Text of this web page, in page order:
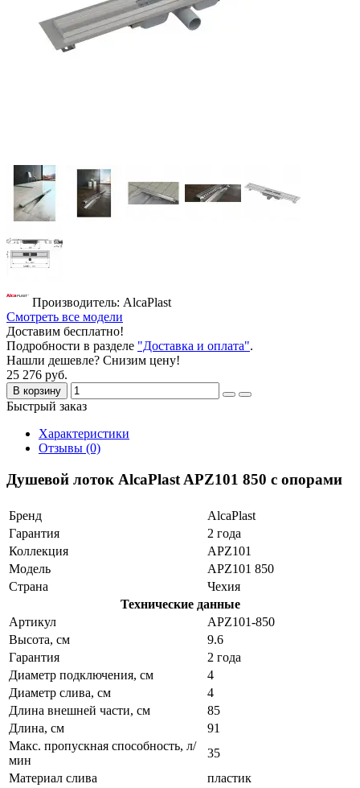
Производитель: AlcaPlast
Смотреть все модели
Доставим бесплатно!
Подробности в разделе "Доставка и оплата".
Нашли дешевле? Снизим цену!
25 276 руб.
В корзину
Быстрый заказ
Характеристики
Отзывы (0)
Душевой лоток AlcaPlast APZ101 850 с опорами
Бренд
AlcaPlast
Гарантия
2 года
Коллекция
APZ101
Модель
APZ101 850
Страна
Чехия
Технические данные
Артикул
APZ101-850
Высота, см
9.6
Гарантия
2 года
Диаметр подключения, см
4
Диаметр слива, см
4
Длина внешней части, см
85
Длина, см
91
Макс. пропускная способность, л/
мин
35
Материал слива
пластик